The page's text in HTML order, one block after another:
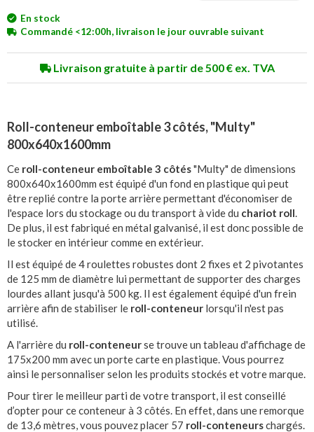
En stock
Commandé <12:00h, livraison le jour ouvrable suivant
Livraison gratuite à partir de 500 € ex. TVA
Roll-conteneur emboîtable 3 côtés, "Multy"
800x640x1600mm
Ce roll-conteneur emboîtable 3 côtés"Multy" de dimensions
800x640x1600mm est équipé d'un fond en plastique qui peut
être replié contre la porte arrière permettant d'économiser de
l'espace lors du stockage ou du transport à vide du chariot roll.
De plus, il est fabriqué en métal galvanisé, il est donc possible de
le stocker en intérieur comme en extérieur.
Il est équipé de 4 roulettes robustes dont 2 fixes et 2 pivotantes
de 125 mm de diamètre lui permettant de supporter des charges
lourdes allant jusqu'à 500 kg. Il est également équipé d'un frein
arrière afin de stabiliser le roll-conteneur lorsqu'il n'est pas
utilisé.
A l'arrière du roll-conteneurse trouve un tableau d'affichage de
175x200 mm avec un porte carte en plastique. Vous pourrez
ainsi le personnaliser selon les produits stockés et votre marque.
Pour tirer le meilleur parti de votre transport, il est conseillé
d’opter pour ce conteneur à 3 côtés. En effet, dans une remorque
de 13,6 mètres, vous pouvez placer 57 roll-conteneurschargés.